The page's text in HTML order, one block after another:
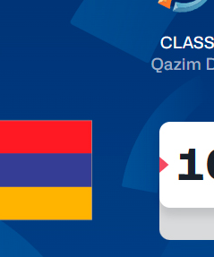
Читать далее